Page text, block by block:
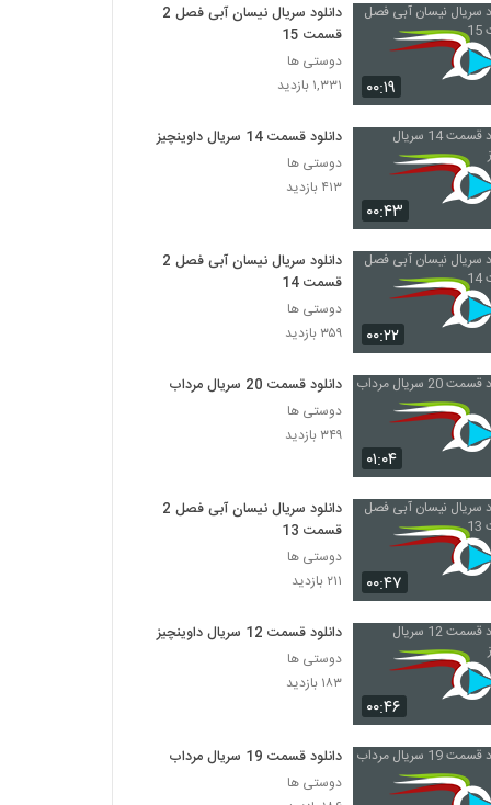
سریال Friends فصل اول قسمت 18
سریال Friends فصل اول قسمت 19
۳۴۸ بازدید
سریال Friends فصل اول قسمت 20
۲۴۷ بازدید
سریال Friends فصل اول قسمت 21
۳۵۳ بازدید
سریال Friends فصل اول قسمت 22
۱,۳۴۰ بازدید
سریال Friends فصل اول قسمت 23
۲۰۶ بازدید
سریال Friends فصل اول قسمت 24
سریال Friends فصل دوم قسمت 1
۹۸۳ بازدید
سریال Friends فصل دوم قسمت 2
۴۹۹ بازدید
۰۰:۱۹
دانلود سریال نیسان آبی فصل 2
قسمت 15
دوستی ها
۱,۳۳۱ بازدید
۰۰:۴۳
دانلود قسمت 14 سریال داوینچیز
دوستی ها
۴۱۳ بازدید
۰۰:۲۲
دانلود سریال نیسان آبی فصل 2
قسمت 14
دوستی ها
۳۵۹ بازدید
۰۱:۰۴
دانلود قسمت 20 سریال مرداب
دوستی ها
۳۴۹ بازدید
۰۰:۴۷
دانلود سریال نیسان آبی فصل 2
قسمت 13
دوستی ها
۲۱۱ بازدید
۰۰:۴۶
دانلود قسمت 12 سریال داوینچیز
دوستی ها
۱۸۳ بازدید
دانلود قسمت 19 سریال مرداب
دوستی ها